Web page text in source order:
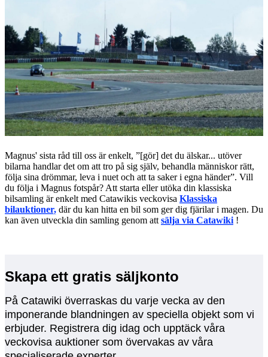
Magnus' sista råd till oss är enkelt, ”[gör] det du älskar... utöver
bilarna handlar det om att tro på sig själv, behandla människor rätt,
följa sina drömmar, leva i nuet och att ta saker i egna händer”. Vill
du följa i Magnus fotspår? Att starta eller utöka din klassiska
bilsamling är enkelt med Catawikis veckovisa Klassiska
bilauktioner, där du kan hitta en bil som ger dig fjärilar i magen. Du
kan även utveckla din samling genom att sälja via Catawiki !
Skapa ett gratis säljkonto
På Catawiki överraskas du varje vecka av den
imponerande blandningen av speciella objekt som vi
erbjuder. Registrera dig idag och upptäck våra
veckovisa auktioner som övervakas av våra